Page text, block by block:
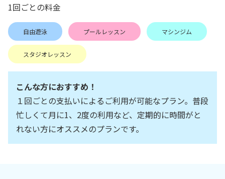
1回ごとの料金
自由遊泳 プールレッスン マシンジム
スタジオレッスン
こんな方におすすめ！
１回ごとの支払いによるご利用が可能なプラン。普段
忙しくて月に1、2度の利用など、定期的に時間がと
れない方にオススメのプランです。